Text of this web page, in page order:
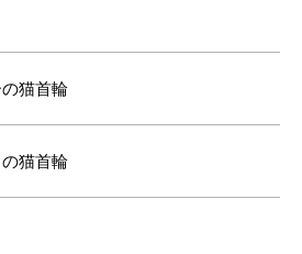
猫首輪
猫首輪